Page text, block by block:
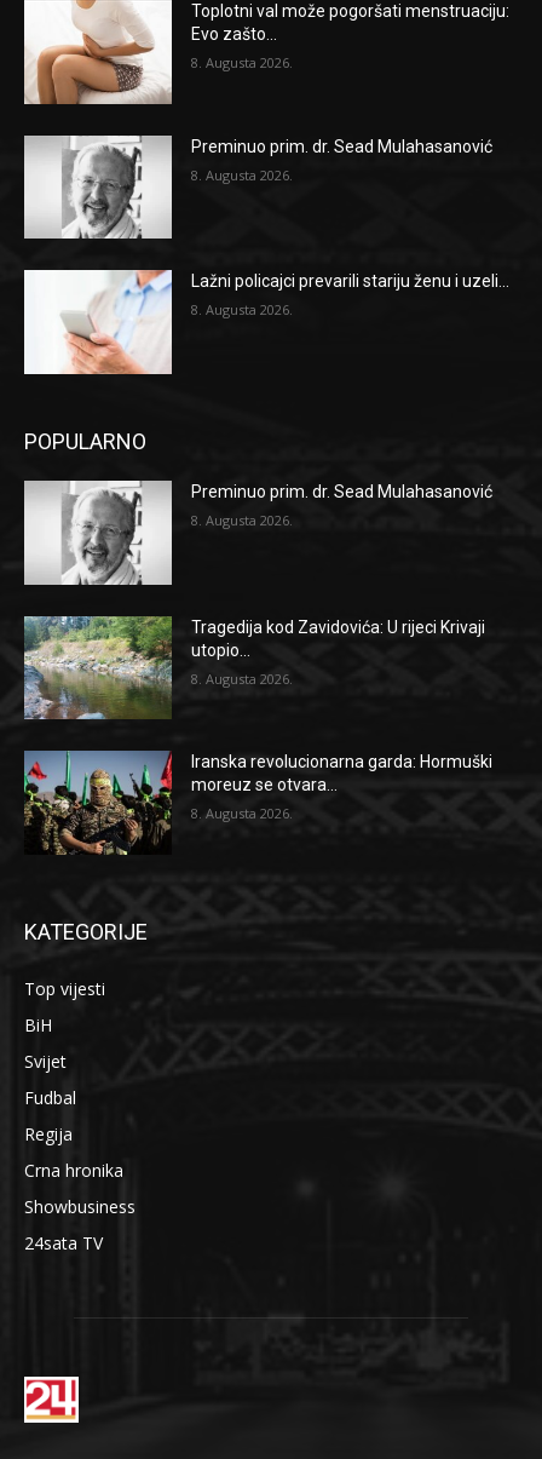
Toplotni val može pogoršati menstruaciju:
Evo zašto...
8. Augusta 2026.
Preminuo prim. dr. Sead Mulahasanović
8. Augusta 2026.
Lažni policajci prevarili stariju ženu i uzeli...
8. Augusta 2026.
POPULARNO
Preminuo prim. dr. Sead Mulahasanović
8. Augusta 2026.
Tragedija kod Zavidovića: U rijeci Krivaji
utopio...
8. Augusta 2026.
Iranska revolucionarna garda: Hormuški
moreuz se otvara...
8. Augusta 2026.
KATEGORIJE
Top vijesti
BiH
Svijet
Fudbal
Regija
Crna hronika
Showbusiness
24sata TV